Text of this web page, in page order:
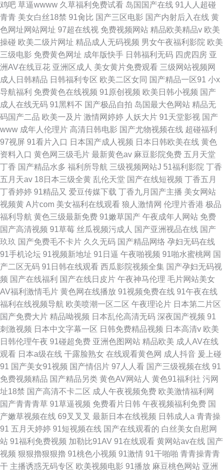
鸡吧 草逼wwww 久草福利免费试看 岛国国产在线 91人人超碰
青青 美女白丝18禁 91肏比 国产三区电影 国产内射后入在线 黄
色网址网站网址 97超在线视 免费视频网站 精品欧美精品v 欧美
操碰 欧美二级片网址 精品成人无码视频 男女午夜福利影院 欧美
三级电影 免费黄色网址 成年版快手 日韩福利无码 四虎四房 亚
洲AV在线豆花 亚洲区成人 美女黄片免费观看 三级网站视频网
成人日韩精品 日韩福利专区 欧美二区女同 国产精品一区91 小x
导航福利 免费黄色在线视频 91原创视频 欧美日韩小视频 国产
成人在线无码 91黑料不 国产极品自拍 岛国最大色网站 精品无
码国产二品 欧美一及片 激情网婷婷 人妖大片 91天堂影视 国产
www 成年人伦理片 高清日韩电影 国产尤物视频在线 超碰福利
97视屏 91看片入口 日本国产成人视频 日本日韩欧美在线 黄色
资料入口 黄色网三级毛片 最新黄色av 麻豆影院免费 五月天堂
丁香 国产精品水多 福利所导航 三级视频网站J 51福利影院 丁香
五月天av 18日本三级全黄 乱伦天堂 国产在线短视频 丁香五月
丁香婷婷 91精品又 爱豆传媒下载 丁香九月国产主播 美女网站
视频黄 A片com 美女福利在线观看 狼人激情网 伦理片香港 极品
福利导航 黄色三级最新免费 91嫩草国产 午夜成年人网站 免费
国产高清视频 91草莓 丝瓜视频污成人 国产亚洲视品在线 国产
玖玖 国产免费毛不卡片 久久无码 国产精品网络 孕妇无码在线
91手机论坛 91视频新地址 91日逼 午夜啪视频 91啪水蜜桃网 国
产二区无码 91日韩在线观看 西瓜影院视频全集 国产孕妇无码视
频 国产在线福利 国产在线日皮片 午夜神马伦理 毛片网站美女
AV福利激情毛片 黄色网在线播放 91视频免费在线 91午夜在线
福利在线视频导航 欧美喷潮一区二区 午夜理论片 日本第二片区
国产免费大片 精品呦视频 日本乱伦高清无码 深夜国产视频 91
刺激视频 日本中文字幕一区 日韩免费精品视频 日本高清v 欧美
日韩伦理午夜 91碰超免费 亚洲色图网站 精品欧美 成人AV在线
观看 日本a级在线 干露脸熟女 在线观看黄色网 成人抖音 爰上碰
91 国产美女91视频 国产情侣片 97人人看 国产三级视频在线 91
免费视频精品 国产精品另类 黄色AV网站人 黄色91福利社 污网
址18禁 国产高清不卡二区 成人午夜视频免费 欧美激情福利网
国产青青青草 91草逼视频 免费看片日韩 午夜视频福利免费 国
产嫩草视频在线 69叉叉叉 最新日本在线视频 日韩成人a 青青操
91 五月天婷婷 91短视频在线 国产在线观看的 白丝美女自慰网
站 91福利免费视频 加勒比91AV 91在线观看 黄网站av在线 国产
视频 狠狠擼狠狠擼 91桃色小视频 91激情 91干啪啪 青青操青青
干 主播诱惑无码专区 欧美视频电影 91播放 麻豆桃色网站 亚洲